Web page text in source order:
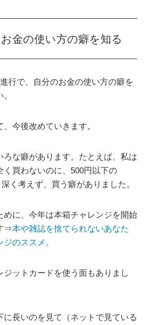
金の使い方の癖を知る
行で、自分のお金の使い方の癖を
今後改めていきます。
ろな癖があります。たとえば、私は
く買わないのに、500円以下の
く考えず、買う癖がありました。
めに、今年は本箱チャレンジを開始
⇒本や雑誌を捨てられないあなた
のススメ。
ジットカードを使う面もありまし
に長いのを見て（ネットで見ている